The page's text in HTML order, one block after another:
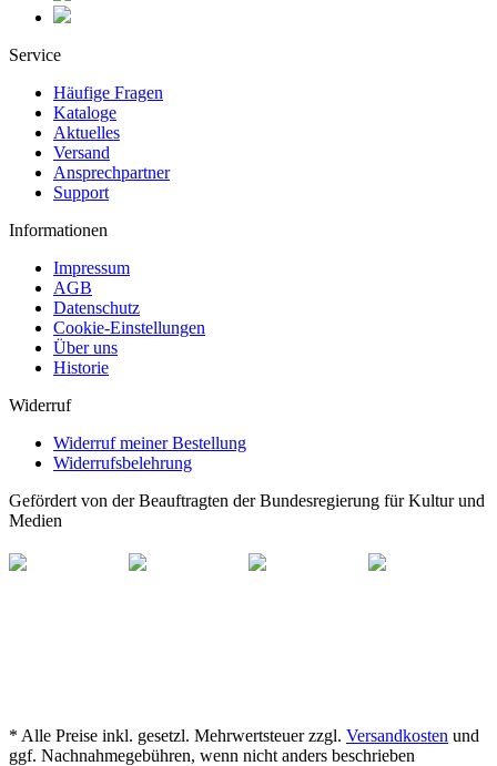
Service
Häufige Fragen
Kataloge
Aktuelles
Versand
Ansprechpartner
Support
Informationen
Impressum
AGB
Datenschutz
Cookie-Einstellungen
Über uns
Historie
Widerruf
Widerruf meiner Bestellung
Widerrufsbelehrung
Gefördert von der Beauftragten der Bundesregierung für Kultur und
Medien
* Alle Preise inkl. gesetzl. Mehrwertsteuer zzgl. Versandkosten und
ggf. Nachnahmegebühren, wenn nicht anders beschrieben